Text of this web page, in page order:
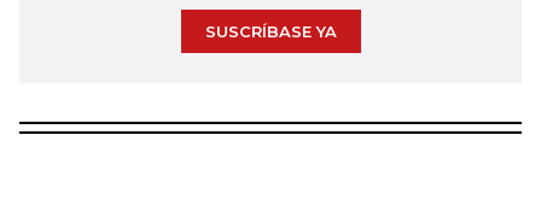
SUSCRÍBASE YA